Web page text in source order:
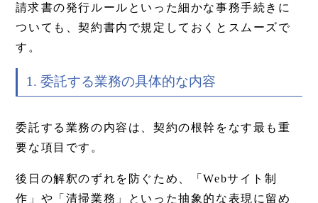
請求書の発行ルールといった細かな事務手続きに
ついても、契約書内で規定しておくとスムーズで
す。
1. 委託する業務の具体的な内容
委託する業務の内容は、契約の根幹をなす最も重
要な項目です。
後日の解釈のずれを防ぐため、「Webサイト制
作」や「清掃業務」といった抽象的な表現に留め